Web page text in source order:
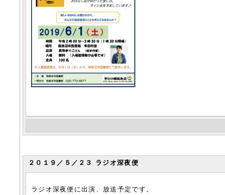
２０１９／５／２３ ラジオ深夜便
ラジオ深夜便に出演、放送予定です。